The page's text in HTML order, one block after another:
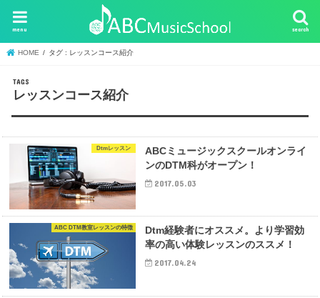
search
menu
HOME タグ : レッスンコース紹介
レッスンコース紹介
Dtmレッスン
ABCミュージックスクールオンライ
ンのDTM科がオープン！
2017.05.03
ABC DTM教室レッスンの特徴
Dtm経験者にオススメ。より学習効
率の高い体験レッスンのススメ！
2017.04.24